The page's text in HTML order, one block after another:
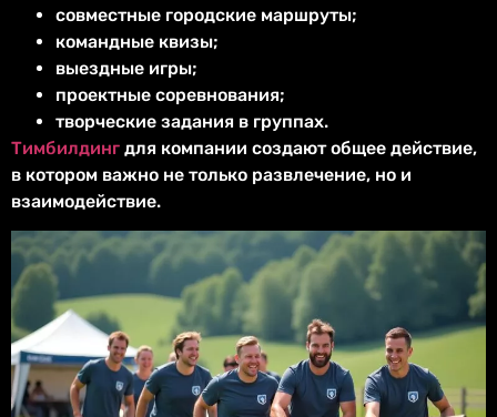
совместные городские маршруты;
командные квизы;
выездные игры;
проектные соревнования;
творческие задания в группах.
Тимбилдинг для компании создают общее действие,
в котором важно не только развлечение, но и
взаимодействие.